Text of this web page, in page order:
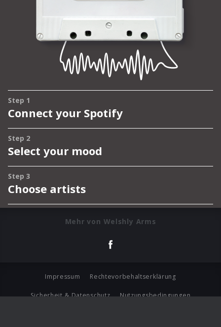
Mehr von Welshly Arms
Impressum Rechtevorbehaltserklärung
Sicherheit & Datenschutz Nutzungsbedingungen